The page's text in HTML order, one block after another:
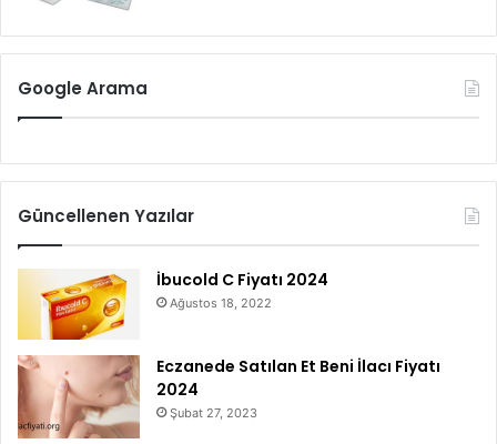
Google Arama
Güncellenen Yazılar
İbucold C Fiyatı 2024
Ağustos 18, 2022
Eczanede Satılan Et Beni İlacı Fiyatı
2024
Şubat 27, 2023